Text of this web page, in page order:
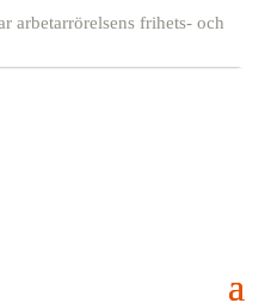
arbetarrörelsens frihets- och